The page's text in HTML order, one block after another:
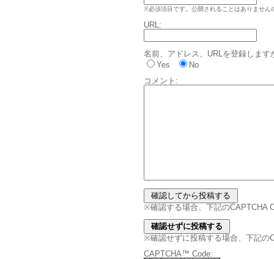
※必須項目です。公開されることはありません
URL:
名前、アドレス、URLを登録します
Yes
No
コメント:
※確認する場合、下記のCAPTCHA
※確認せずに投稿する場合、下記の
CAPTCHA™ Code: